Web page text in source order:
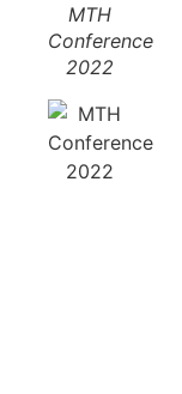
MTH
Conference
2022